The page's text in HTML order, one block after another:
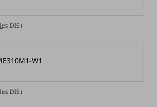
お客さま
入事例をご紹介します
ー、イベント情報をご紹介します
DIS）
W1
DIS）